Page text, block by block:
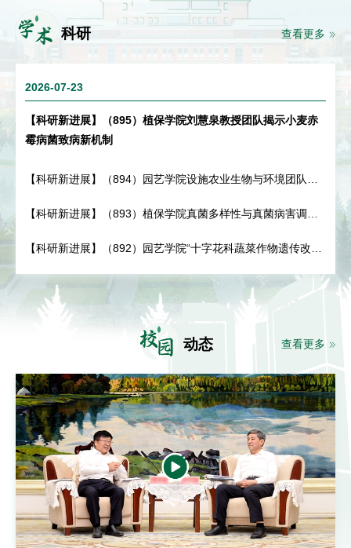
学术 科研 查看更多
2026-07-23
【科研新进展】（895）植保学院刘慧泉教授团队揭示小麦赤
霉病菌致病新机制
【科研新进展】（894）园艺学院设施农业生物与环境团队李
【科研新进展】（893）植保学院真菌多样性与真菌病害调控
【科研新进展】（892）园艺学院“十字花科蔬菜作物遗传改良
介导的MYB转录因子调控结球甘蓝抗旱性的分子机制
校园 动态 查看更多